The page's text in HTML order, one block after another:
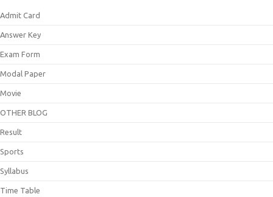
Admit Card
Answer Key
Exam Form
Modal Paper
Movie
OTHER BLOG
Result
Sports
Syllabus
Time Table